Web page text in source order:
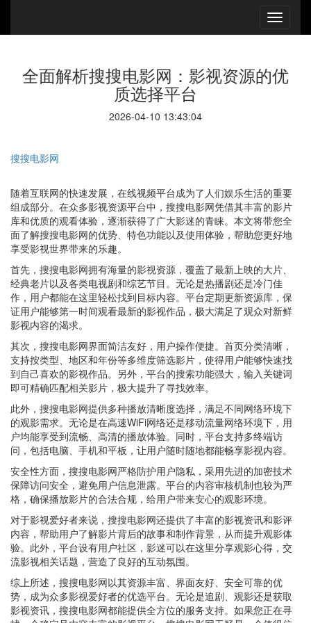
全面解析搜搜电影网：影视资源的优
质选择平台
2026-04-10 13:43:04
搜搜电影网
随着互联网的快速发展，在线视频平台成为了人们娱乐生活的重要
组成部分。在众多影视资源平台中，搜搜电影网凭借其丰富的影片
库和优质的观看体验，逐渐获得了广大影迷的青睐。本文将带您全
面了解搜搜电影网的优势、特色功能以及使用体验，帮助您更好地
享受影视世界带来的乐趣。
首先，搜搜电影网拥有海量的影视资源，覆盖了最新上映的大片、
经典老片以及各类电视剧和综艺节目。无论是热播剧还是冷门佳
作，用户都能在这里轻松找到目标内容。平台定期更新资源库，保
证用户能够第一时间观看最新的影视作品，极大满足了观众对新鲜
影视内容的渴求。
其次，搜搜电影网界面简洁友好，用户操作便捷。首页分类清晰，
支持按类型、地区和年份等多维度筛选影片，使得用户能够快速找
到自己喜欢的影视作品。另外，平台的搜索功能强大，输入关键词
即可精确匹配相关影片，极大提升了寻找效率。
此外，搜搜电影网提供多种播放清晰度选择，满足不同网络环境下
的观影需求。无论是在高速WiFi网络还是移动流量网络环境下，用
户均能享受到流畅、高清的播放体验。同时，平台支持多终端访
问，包括电脑、手机和平板，让用户随时随地都能畅享影视内容。
安全性方面，搜搜电影网严格防护用户隐私，采用先进的加密技术
保障访问安全，避免用户信息泄露。平台的内容审核机制也较为严
格，确保播放影片的合法合规，给用户带来安心的观影环境。
对于影视爱好者来说，搜搜电影网还提供了丰富的影视资讯和影评
内容，帮助用户了解影片背后的故事和制作背景，从而提升观影体
验。此外，平台设有用户社区，影迷可以在这里分享观影心得，交
流影视相关话题，营造了良好的互动氛围。
综上所述，搜搜电影网以其资源丰富、界面友好、安全可靠的优
势，成为众多影视爱好者的优选平台。无论是追剧、观影还是获取
影视资讯，搜搜电影网都能提供全方位的服务支持。如果您正在寻